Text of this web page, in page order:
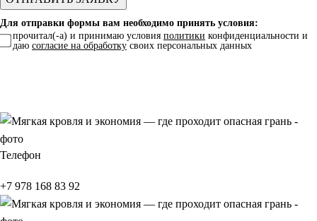
Для отправки формы вам необходимо принять условия:
прочитал(-а) и принимаю условия политики конфиденциальности и
даю согласие на обработку своих персональных данных
Телефон
+7 978 168 83 92